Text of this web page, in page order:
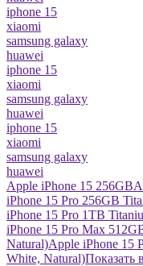
iphone 15
xiaomi
samsung galaxy
huawei
iphone 15
xiaomi
samsung galaxy
huawei
iphone 15
xiaomi
samsung galaxy
huawei
Apple iPhone 15 256GB
iPhone 15 Pro 256GB
iPhone 15 Pro 1TB
iPhone 15 Pro Max
Natural)Apple iPhone 15
White, Natural)Показать